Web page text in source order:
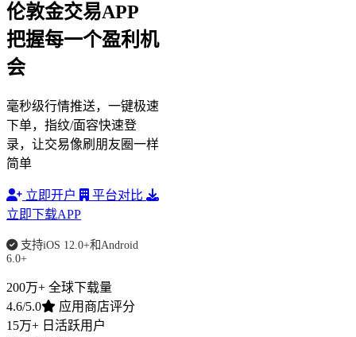
伦敦金交易APP
把握每一个盈利机
会
毫秒级行情推送，一键极速
下单，指纹/面容快速登
录，让交易像刷朋友圈一样
简单
立即开户
平台对比
立即下载APP
支持iOS 12.0+和Android
6.0+
200万+ 全球下载量
4.6/5.0
应用商店评分
15万+ 日活跃用户